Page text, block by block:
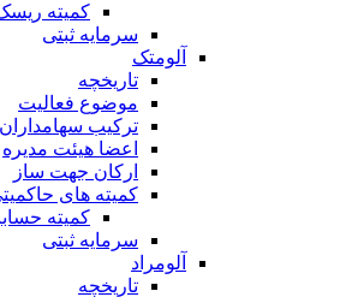
کمیته
سرمایه ثبتی
آلومتک
تاریخچه
موضوع فعالیت
ترکیب سهامداران
اعضا هیئت مدیره
ارکان جهت ساز
کمیته های
کمیته
سرمایه ثبتی
آلومراد
تاریخچه